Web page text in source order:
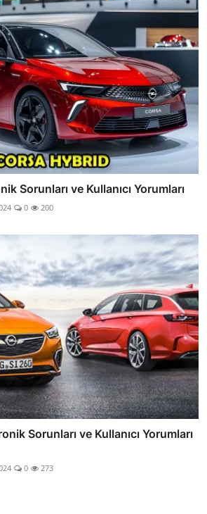
Sorunları ve Kullanıcı Yorumları
0 200
Sorunları ve Kullanıcı Yorumları
0 273